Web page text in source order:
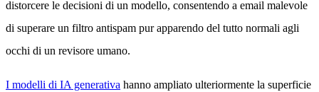
distorcere le decisioni di un modello, consentendo a email malevole
di superare un filtro antispam pur apparendo del tutto normali agli
occhi di un revisore umano.
I modelli di IA generativa hanno ampliato ulteriormente la superficie